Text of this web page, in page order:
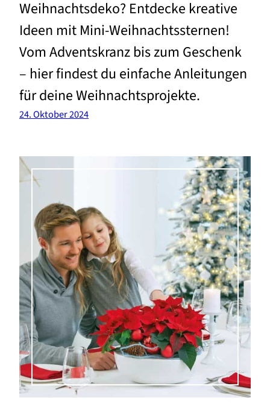
Weihnachtsdeko? Entdecke kreative
Ideen mit Mini-Weihnachtssternen!
Vom Adventskranz bis zum Geschenk
– hier findest du einfache Anleitungen
für deine Weihnachtsprojekte.
24. Oktober 2024